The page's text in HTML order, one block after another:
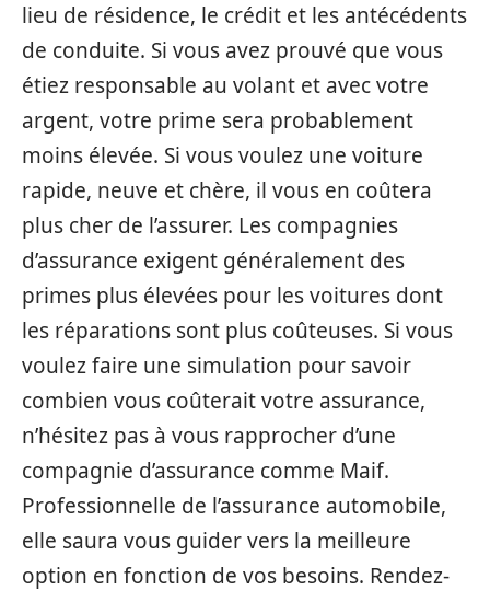
lieu de résidence, le crédit et les antécédents
de conduite. Si vous avez prouvé que vous
étiez responsable au volant et avec votre
argent, votre prime sera probablement
moins élevée. Si vous voulez une voiture
rapide, neuve et chère, il vous en coûtera
plus cher de l’assurer. Les compagnies
d’assurance exigent généralement des
primes plus élevées pour les voitures dont
les réparations sont plus coûteuses. Si vous
voulez faire une simulation pour savoir
combien vous coûterait votre assurance,
n’hésitez pas à vous rapprocher d’une
compagnie d’assurance comme Maif.
Professionnelle de l’assurance automobile,
elle saura vous guider vers la meilleure
option en fonction de vos besoins. Rendez-